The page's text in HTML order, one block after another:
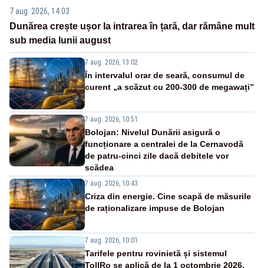
7 aug. 2026, 14:03
Dunărea crește ușor la intrarea în țară, dar rămâne mult
sub media lunii august
7 aug. 2026, 13:02
În intervalul orar de seară, consumul de
curent „a scăzut cu 200-300 de megawați”
7 aug. 2026, 10:51
Bolojan: Nivelul Dunării asigură o
funcționare a centralei de la Cernavodă
de patru-cinci zile dacă debitele vor
scădea
7 aug. 2026, 10:43
Criza din energie. Cine scapă de măsurile
de raționalizare impuse de Bolojan
7 aug. 2026, 10:01
Tarifele pentru rovinietă și sistemul
TollRo se aplică de la 1 octombrie 2026.